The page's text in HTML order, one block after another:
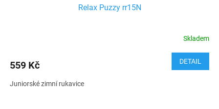
Relax Puzzy rr15N
Skladem
559 Kč DETAIL
Juniorské zimní rukavice